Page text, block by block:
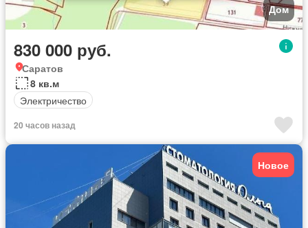
Дом
830 000 руб.
Саратов
8 кв.м
Электричество
20 часов назад
Новое